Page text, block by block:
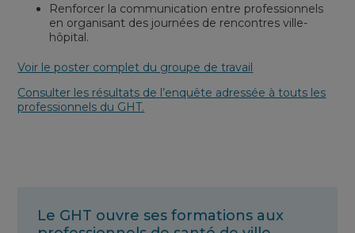
Renforcer la communication entre professionnels
en organisant des journées de rencontres ville-
hôpital.
Voir le poster complet du groupe de travail
Consulter les résultats de l’enquête adressée à touts les
professionnels du GHT.
Le GHT ouvre ses formations aux